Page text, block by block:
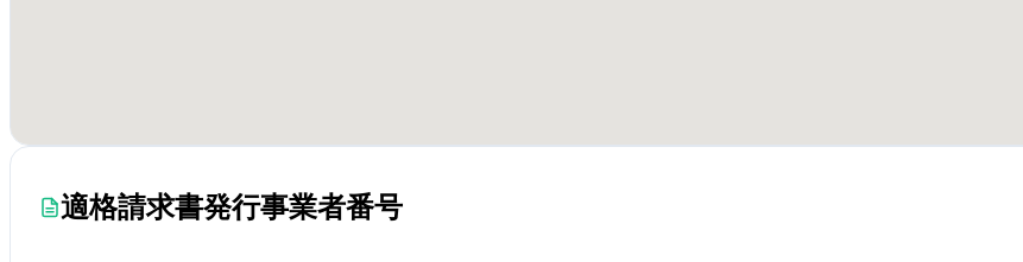
適格請求書発行事業者番号